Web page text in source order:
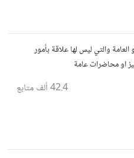
والتي ليس لها علاقة بأمور
او محاضرات عامة
42.4 ألف متابع